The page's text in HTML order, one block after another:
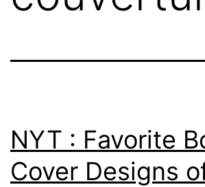
NYT : Favorite
Cover Designs